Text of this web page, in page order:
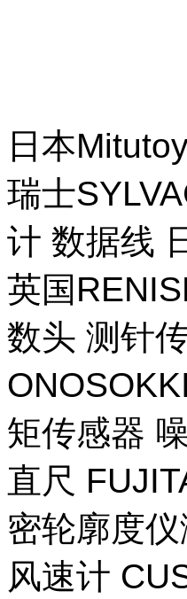
日本
瑞士
计 数据线
英国
数头 测针
矩传感器
直尺
密轮廓度
风速计